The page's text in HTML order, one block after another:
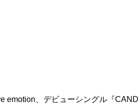
emotion、デビューシングル『